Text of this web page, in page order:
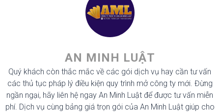
AN MINH LUẬT
Quý khách còn thắc mắc về các gói dịch vụ hay cần tư vấn
các thủ tục pháp lý điều kiện quy trình mở công ty mới. Đừng
ngần ngại, hãy liên hệ ngay An Minh Luật để được tư vấn miễn
phí. Dịch vụ cùng bảng giá trọn gói của An Minh Luật giúp cho